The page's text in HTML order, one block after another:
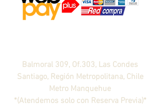
Balmoral 309, Of.303, Las Condes
Santiago, Región Metropolitana, Chile
​Metro Manquehue
*(Atendemos solo con Reserva Previa)*